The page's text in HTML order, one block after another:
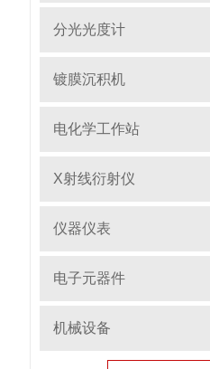
分光光度计
镀膜沉积机
电化学工作站
X射线衍射仪
仪器仪表
电子元器件
机械设备